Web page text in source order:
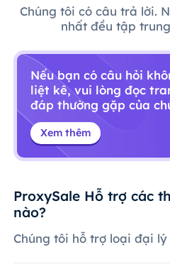
Chúng tôi có câu trả lời.
nhất đều tập
Nếu bạn có câu hỏi
liệt kê, vui lòng đọc
đáp thường gặp của
Xem thêm
ProxySale Hỗ trợ các
nào?
Chúng tôi hỗ trợ loại đại lý